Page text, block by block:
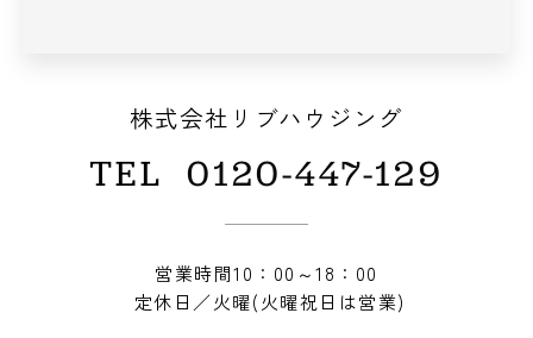
株式会社リブハウジング
TEL 0120-447-129
営業時間10：00～18：00
定休日／火曜(火曜祝日は営業)